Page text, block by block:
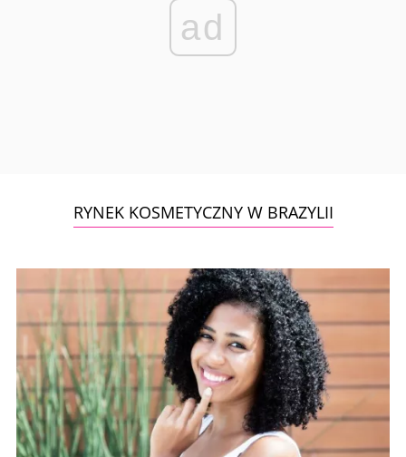
ad
RYNEK KOSMETYCZNY W BRAZYLII